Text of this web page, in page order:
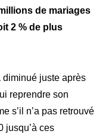
de mariages
2 % de plus
diminué juste après
reprendre son
s’il n’a pas retrouvé
jusqu’à ces